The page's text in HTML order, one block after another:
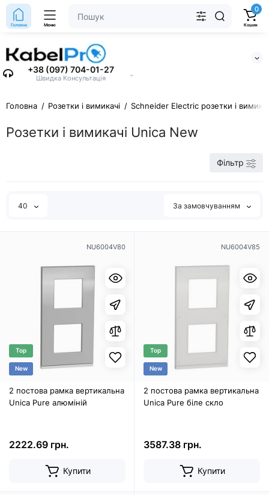
+38 (097) 704-01-27
Швидка Консультація
⌄
Головна Меню
0
Кошик
Головна Розетки і вимикачі Schneider Electric розетки і
Розетки і вимикачі Unica New
Фільтр
40 За замовчуванням
NU6004V80
Top
New
2 постова рамка вертикальна
Unica Pure алюміній
2222.69 грн.
Купити
NU6004V85
Top
New
2 постова рамка вертикальна
Unica Pure біле скло
3587.38 грн.
Купити